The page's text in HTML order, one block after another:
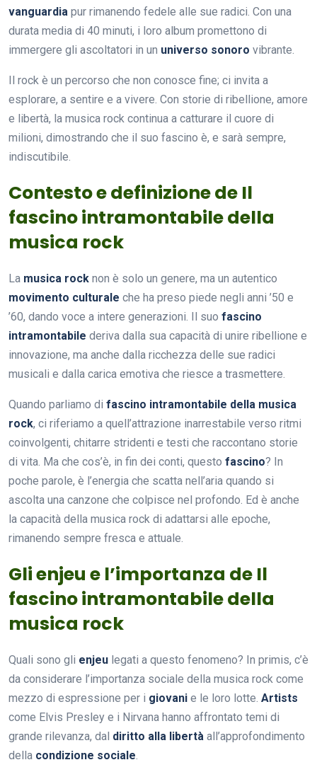
vanguardia pur rimanendo fedele alle sue radici. Con una
durata media di 40 minuti, i loro album promettono di
immergere gli ascoltatori in un universo sonoro vibrante.
Il rock è un percorso che non conosce fine; ci invita a
esplorare, a sentire e a vivere. Con storie di ribellione, amore
e libertà, la musica rock continua a catturare il cuore di
milioni, dimostrando che il suo fascino è, e sarà sempre,
indiscutibile.
Contesto e definizione de Il
fascino intramontabile della
musica rock
La musica rock non è solo un genere, ma un autentico
movimento culturale che ha preso piede negli anni ’50 e
’60, dando voce a intere generazioni. Il suo fascino
intramontabile deriva dalla sua capacità di unire ribellione e
innovazione, ma anche dalla ricchezza delle sue radici
musicali e dalla carica emotiva che riesce a trasmettere.
Quando parliamo di fascino intramontabile della musica
rock, ci riferiamo a quell’attrazione inarrestabile verso ritmi
coinvolgenti, chitarre stridenti e testi che raccontano storie
di vita. Ma che cos’è, in fin dei conti, questo fascino? In
poche parole, è l’energia che scatta nell’aria quando si
ascolta una canzone che colpisce nel profondo. Ed è anche
la capacità della musica rock di adattarsi alle epoche,
rimanendo sempre fresca e attuale.
Gli enjeu e l’importanza de Il
fascino intramontabile della
musica rock
Quali sono gli enjeu legati a questo fenomeno? In primis, c’è
da considerare l’importanza sociale della musica rock come
mezzo di espressione per i giovani e le loro lotte. Artists
come Elvis Presley e i Nirvana hanno affrontato temi di
grande rilevanza, dal diritto alla libertà all’approfondimento
della condizione sociale